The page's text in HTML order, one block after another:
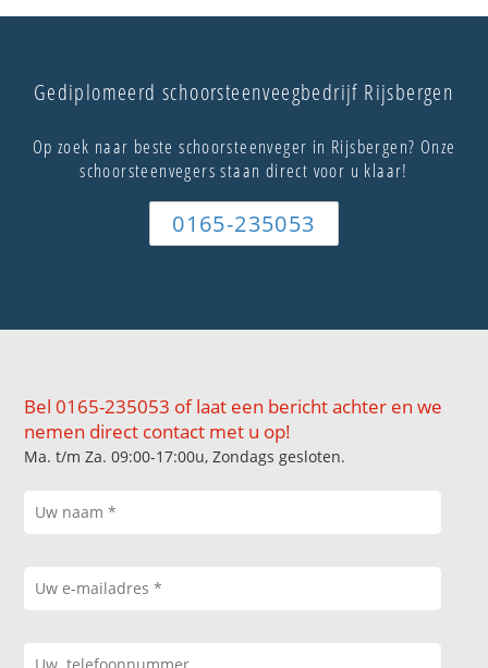
Gediplomeerd schoorsteenveegbedrijf Rijsbergen
Op zoek naar beste schoorsteenveger in Rijsbergen? Onze
schoorsteenvegers staan direct voor u klaar!
0165-235053
Bel 0165-235053 of laat een bericht achter en we
nemen direct contact met u op!
Ma. t/m Za. 09:00-17:00u, Zondags gesloten.